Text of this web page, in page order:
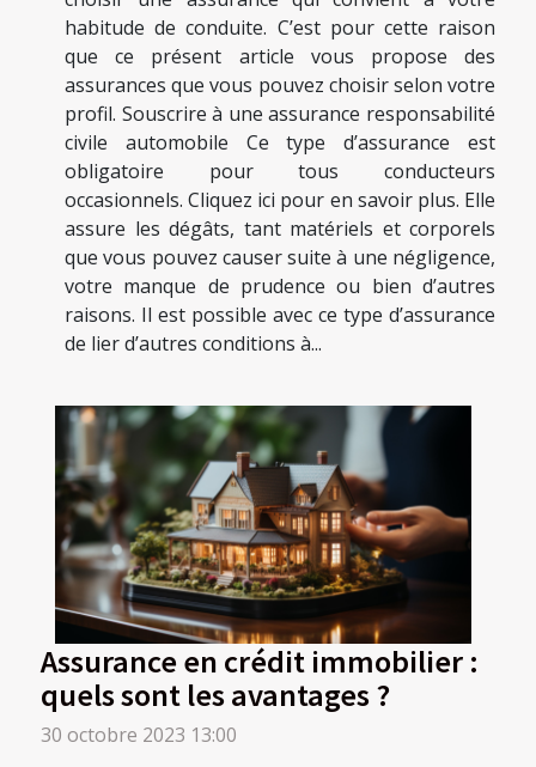
habitude de conduite. C’est pour cette raison
que ce présent article vous propose des
assurances que vous pouvez choisir selon votre
profil. Souscrire à une assurance responsabilité
civile automobile Ce type d’assurance est
obligatoire pour tous conducteurs
occasionnels. Cliquez ici pour en savoir plus. Elle
assure les dégâts, tant matériels et corporels
que vous pouvez causer suite à une négligence,
votre manque de prudence ou bien d’autres
raisons. Il est possible avec ce type d’assurance
de lier d’autres conditions à...
Assurance en crédit immobilier :
quels sont les avantages ?
30 octobre 2023 13:00